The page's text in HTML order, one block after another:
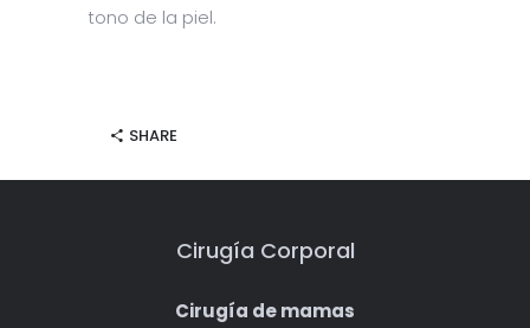
tono de la piel.
SHARE
Cirugía Corporal
Cirugía de mamas